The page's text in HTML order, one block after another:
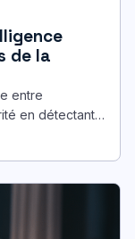
de la
entre
en détectant